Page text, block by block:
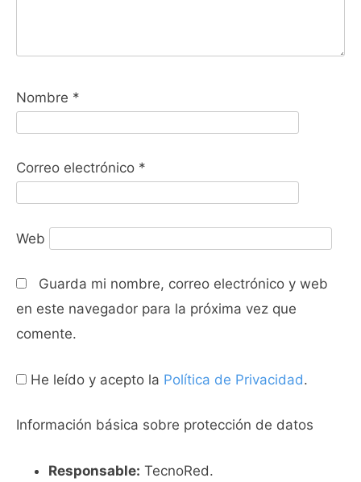
Nombre *
Correo electrónico *
Web
Guarda mi nombre, correo electrónico y web
en este navegador para la próxima vez que
comente.
He leído y acepto la Política de Privacidad.
Información básica sobre protección de datos
Responsable: TecnoRed.